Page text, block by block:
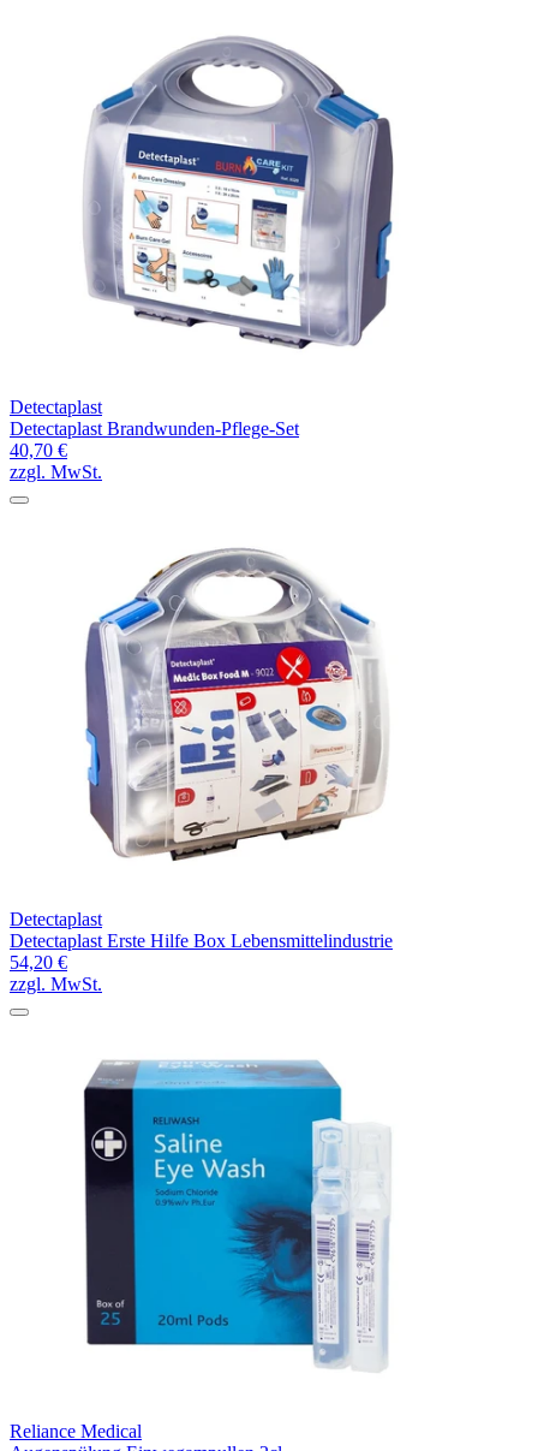
Detectaplast
Detectaplast Brandwunden-Pflege-Set
40,70 €
zzgl. MwSt.
Detectaplast
Detectaplast Erste Hilfe Box Lebensmittelindustrie
54,20 €
zzgl. MwSt.
Reliance Medical